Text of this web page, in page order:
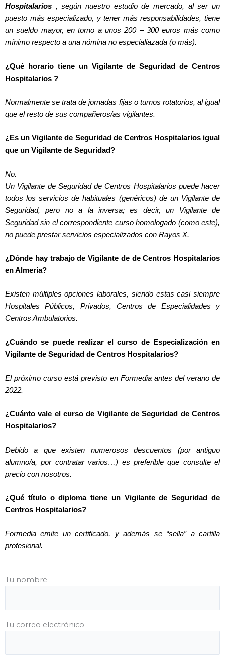
Hospitalarios , según nuestro estudio de mercado, al ser un
puesto más especializado, y tener más responsabilidades, tiene
un sueldo mayor, en torno a unos 200 – 300 euros más como
mínimo respecto a una nómina no especialiazada (o más).
¿Qué horario tiene un Vigilante de Seguridad de Centros
Hospitalarios ?
Normalmente se trata de jornadas fijas o turnos rotatorios, al igual
que el resto de sus compañeros/as vigilantes.
¿Es un Vigilante de Seguridad de Centros Hospitalarios igual
que un Vigilante de Seguridad?
No.
Un Vigilante de Seguridad de Centros Hospitalarios puede hacer
todos los servicios de habituales (genéricos) de un Vigilante de
Seguridad, pero no a la inversa; es decir, un Vigilante de
Seguridad sin el correspondiente curso homologado (como este),
no puede prestar servicios especializados con Rayos X.
¿Dónde hay trabajo de Vigilante de de Centros Hospitalarios
en Almería?
Existen múltiples opciones laborales, siendo estas casi siempre
Hospitales Públicos, Privados, Centros de Especialidades y
Centros Ambulatorios.
¿Cuándo se puede realizar el curso de Especialización en
Vigilante de Seguridad de Centros Hospitalarios?
El próximo curso está previsto en Formedia antes del verano de
2022.
¿Cuánto vale el curso de Vigilante de Seguridad de Centros
Hospitalarios?
Debido a que existen numerosos descuentos (por antiguo
alumno/a, por contratar varios…) es preferible que consulte el
precio con nosotros.
¿Qué título o diploma tiene un Vigilante de Seguridad de
Centros Hospitalarios?
Formedia emite un certificado, y además se “sella” a cartilla
profesional.
Tu nombre
Tu correo electrónico